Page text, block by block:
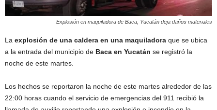
Explosión en maquiladora de Baca, Yucatán deja daños materiales
La explosión de una caldera en una maquiladora que se ubica
a la entrada del municipio de Baca en Yucatán se registró la
noche de este martes.
Los hechos se reportaron la noche de este martes alrededor de las
22:00 horas cuando el servicio de emergencias del 911 recibió la